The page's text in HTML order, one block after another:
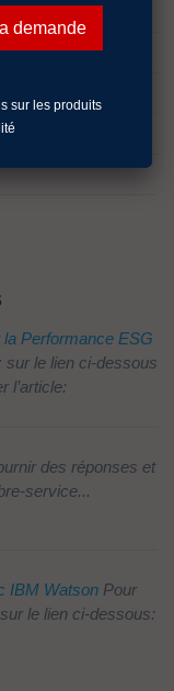
Performance ESG
sur le lien ci-dessous
l’article:
des réponses et
service...
IBM Watson Pour
le lien ci-dessous:
sur les produits